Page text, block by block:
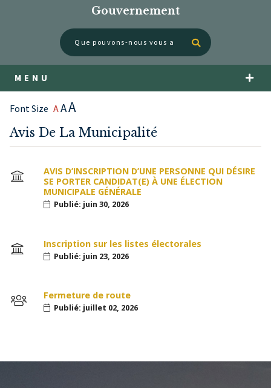
Gouvernement
Type here to
MENU
Avis De La Municipalité
Font Size AAA
AVIS D’INSCRIPTION D’UNE PERSONNE QUI DÉSIRE
SE PORTER CANDIDAT(E) À UNE ÉLECTION
MUNICIPALE GÉNÉRALE
Publié: juin 30, 2026
Inscription sur les listes électorales
Publié: juin 23, 2026
Fermeture de route
Publié: juillet 02, 2026